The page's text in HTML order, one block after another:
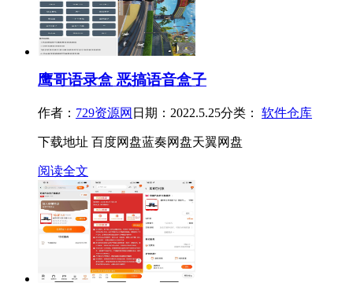
鹰哥语录盒 恶搞语音盒子
作者： 729资源网 日期：2022.5.25分类： 软件仓库
下载地址 百度网盘蓝奏网盘天翼网盘
阅读全文